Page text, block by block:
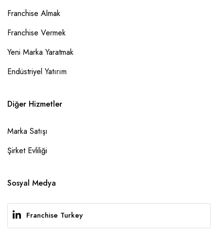
Franchise Almak
Franchise Vermek
Yeni Marka Yaratmak
Endüstriyel Yatırım
Diğer Hizmetler
Marka Satışı
Şirket Evliliği
Sosyal Medya
Franchise Turkey